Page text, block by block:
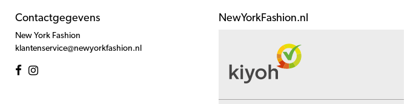
Contactgegevens
New York Fashion
klantenservice@newyorkfashion.nl
NewYorkFashion.nl